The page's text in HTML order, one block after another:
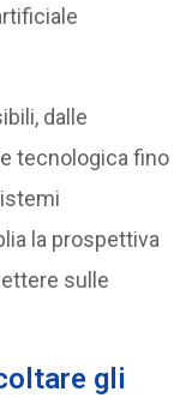
dalle
tecnologica fino
la prospettiva
sulle
gli